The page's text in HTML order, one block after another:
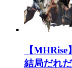
【
結局だれ